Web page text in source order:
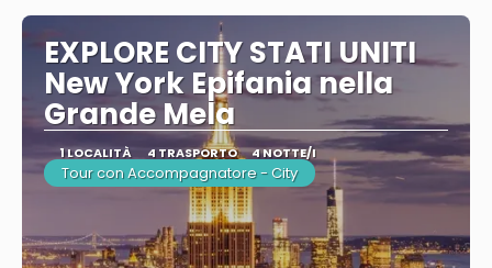
EXPLORE CITY STATI UNITI
New York Epifania nella
Grande Mela
1 LOCALITÀ 4 TRASPORTO 4 NOTTE/I
Tour con Accompagnatore - City